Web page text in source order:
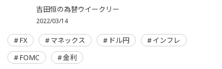
吉田恒の為替ウイークリー
2022/03/14
FX マネックス ドル円
インフレ
FOMC
金利